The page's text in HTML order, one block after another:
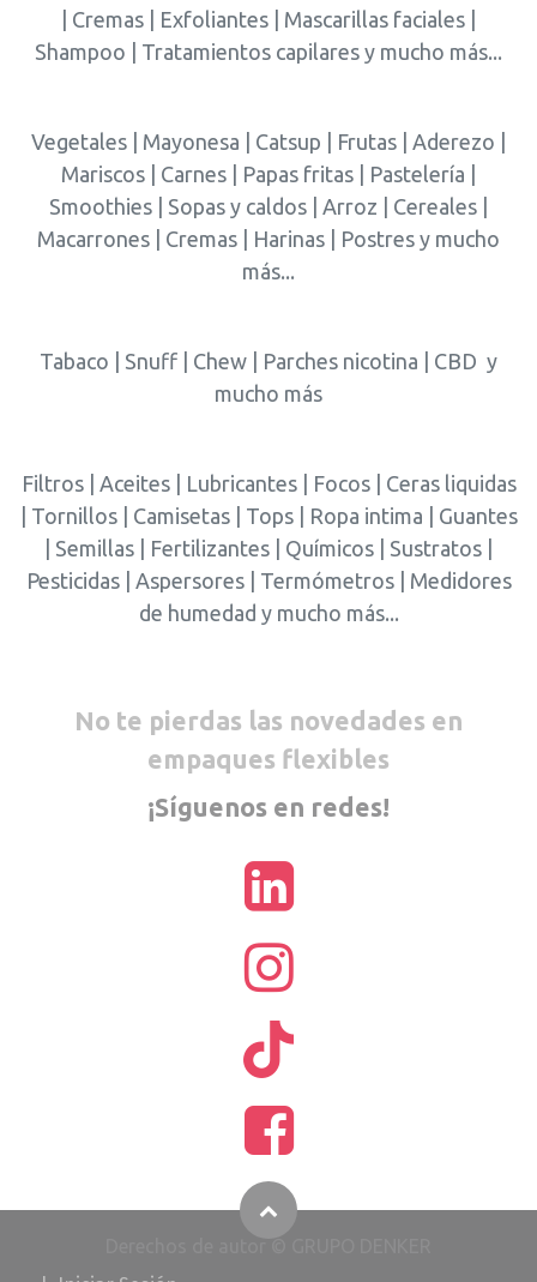
| Cremas | Exfoliantes | Mascarillas faciales |
Shampoo | Tratamientos capilares y mucho más...
Vegetales | Mayonesa | Catsup | Frutas | Aderezo |
Mariscos | Carnes | Papas fritas | Pastelería |
Smoothies | Sopas y caldos | Arroz | Cereales |
Macarrones | Cremas | Harinas | Postres y mucho
más...
Tabaco | Snuff | Chew | Parches nicotina | CBD y
mucho más
Filtros | Aceites | Lubricantes | Focos | Ceras liquidas
| Tornillos | Camisetas | Tops | Ropa intima | Guantes
| Semillas | Fertilizantes | Químicos | Sustratos |
Pesticidas | Aspersores | Termómetros | Medidores
de humedad y mucho más...
No te pierdas las novedades en
empaques flexibles
¡Síguenos en redes!